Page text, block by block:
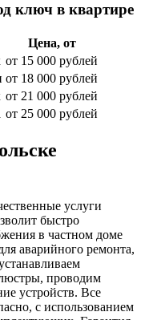
ключ в квартире
Цена, от
от 15 000 рублей
от 18 000 рублей
от 21 000 рублей
от 25 000 рублей
услуги
быстро
в частном доме
аварийного ремонта,
проводим
устройств. Все
с использованием